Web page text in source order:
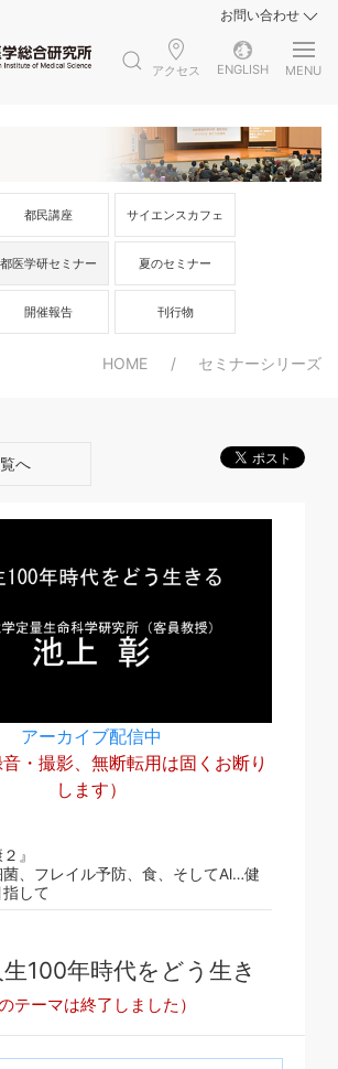
お問い合わせ
アクセス ENGLISH MENU
都民講座 サイエンスカフェ
都医学研セミナー 夏のセミナー
開催報告 刊行物
HOME セミナーシリーズ
へ
アーカイブ配信中
音・撮影、無断転用は固くお断り
します）
』
、フレイル予防、食、そしてAl…健
して
生100年時代をどう生き
のテーマは終了しました）